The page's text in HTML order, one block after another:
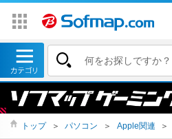
トップ ＞ パソコン ＞ Apple関連 ＞